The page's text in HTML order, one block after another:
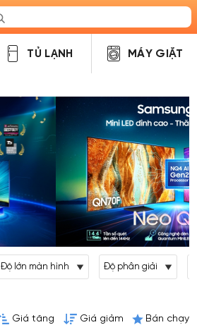
TỦ LẠNH MÁY GIẶT
Độ lớn màn hình Độ phân giải
Giá tăng Giá giảm Bán chạy